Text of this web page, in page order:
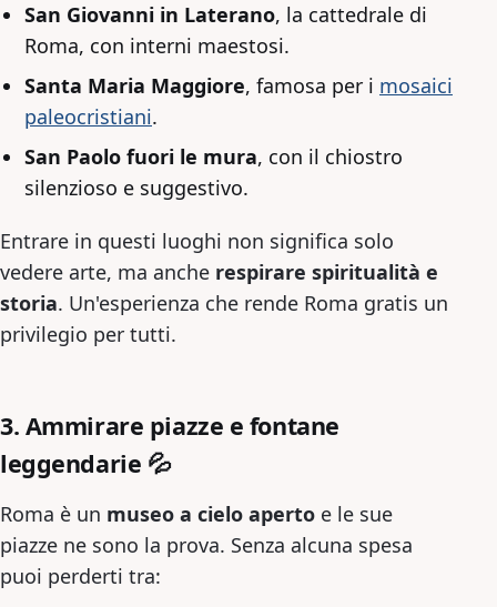
San Giovanni in Laterano, la cattedrale di
Roma, con interni maestosi.
Santa Maria Maggiore, famosa per i mosaici
paleocristiani.
San Paolo fuori le mura, con il chiostro
silenzioso e suggestivo.
Entrare in questi luoghi non significa solo
vedere arte, ma anche respirare spiritualità e
storia. Un'esperienza che rende Roma gratis un
privilegio per tutti.
3. Ammirare piazze e fontane
leggendarie 💦
Roma è un museo a cielo aperto e le sue
piazze ne sono la prova. Senza alcuna spesa
puoi perderti tra: